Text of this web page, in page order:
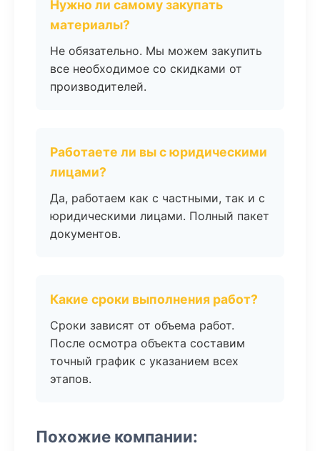
Нужно ли самому закупать
материалы?
Не обязательно. Мы можем закупить
все необходимое со скидками от
производителей.
Работаете ли вы с юридическими
лицами?
Да, работаем как с частными, так и с
юридическими лицами. Полный пакет
документов.
Какие сроки выполнения работ?
Сроки зависят от объема работ.
После осмотра объекта составим
точный график с указанием всех
этапов.
Похожие компании: